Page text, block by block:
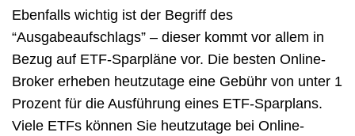
Ebenfalls wichtig ist der Begriff des
“Ausgabeaufschlags” – dieser kommt vor allem in
Bezug auf ETF-Sparpläne vor. Die besten Online-
Broker erheben heutzutage eine Gebühr von unter 1
Prozent für die Ausführung eines ETF-Sparplans.
Viele ETFs können Sie heutzutage bei Online-